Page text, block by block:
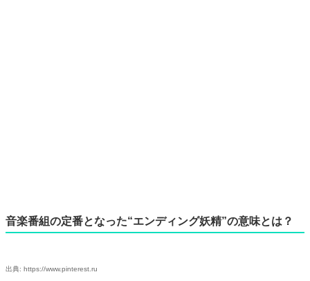
音楽番組の定番となった“エンディング妖精”の意味とは？
出典: https://www.pinterest.ru